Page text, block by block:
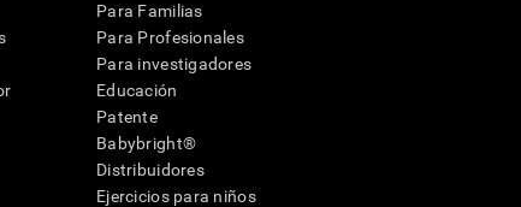
Para Familias
Para Profesionales
Para investigadores
Educación
Patente
Babybright®
Distribuidores
Ejercicios para niños